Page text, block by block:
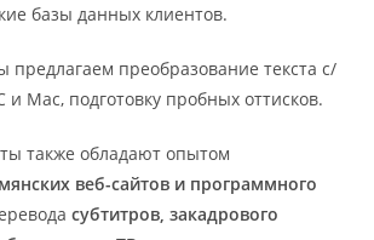
базы данных клиентов.
предлагаем преобразование текста с/
Mac, подготовку пробных оттисков.
также обладают опытом
веб-сайтов и программного
субтитров, закадрового